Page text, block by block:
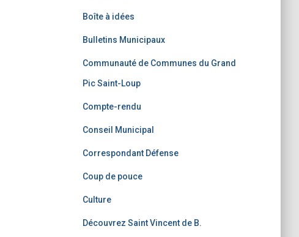
Boîte à idées
Bulletins Municipaux
Communauté de Communes du Grand
Pic Saint-Loup
Compte-rendu
Conseil Municipal
Correspondant Défense
Coup de pouce
Culture
Découvrez Saint Vincent de B.